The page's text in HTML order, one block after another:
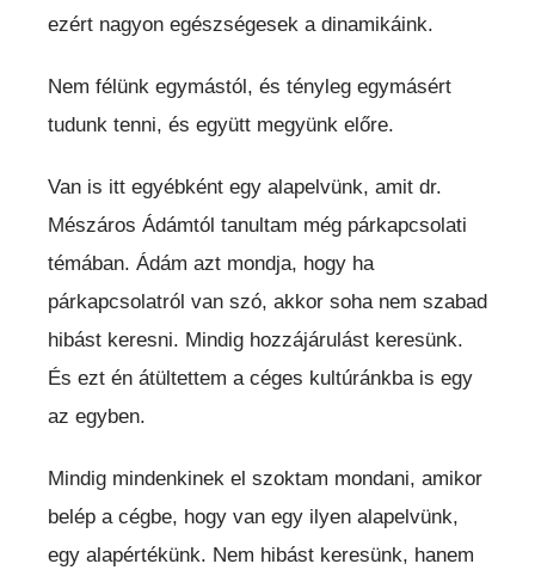
ezért nagyon egészségesek a dinamikáink.
Nem félünk egymástól, és tényleg egymásért
tudunk tenni, és együtt megyünk előre.
Van is itt egyébként egy alapelvünk, amit dr.
Mészáros Ádámtól tanultam még párkapcsolati
témában. Ádám azt mondja, hogy ha
párkapcsolatról van szó, akkor soha nem szabad
hibást keresni. Mindig hozzájárulást keresünk.
És ezt én átültettem a céges kultúránkba is egy
az egyben.
Mindig mindenkinek el szoktam mondani, amikor
belép a cégbe, hogy van egy ilyen alapelvünk,
egy alapértékünk. Nem hibást keresünk, hanem